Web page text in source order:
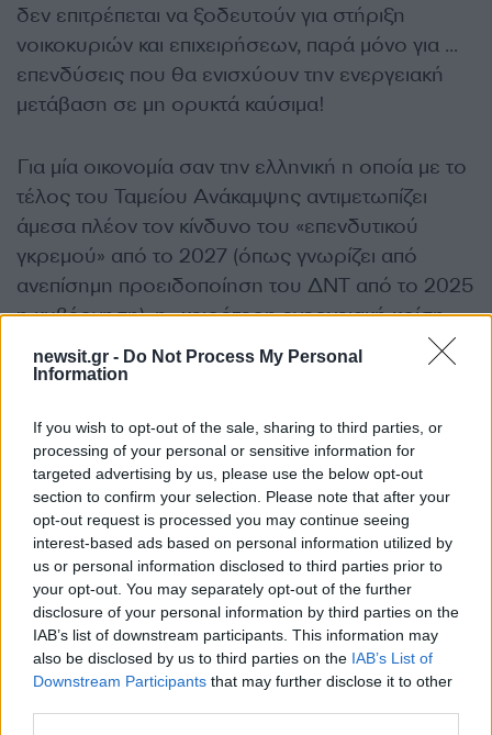
newsit.gr - Do Not Process My Personal
Information
If you wish to opt-out of the sale, sharing to third parties, or
processing of your personal or sensitive information for
targeted advertising by us, please use the below opt-out
section to confirm your selection. Please note that after your
opt-out request is processed you may continue seeing
interest-based ads based on personal information utilized by
us or personal information disclosed to third parties prior to
your opt-out. You may separately opt-out of the further
disclosure of your personal information by third parties on the
IAB’s list of downstream participants. This information may
also be disclosed by us to third parties on the IAB’s List of
Downstream Participants that may further disclose it to other
δεν επιτρέπεται να ξοδευτούν για στήριξη
νοικοκυριών και επιχειρήσεων, παρά μόνο για …
επενδύσεις που θα ενισχύουν την ενεργειακή
μετάβαση σε μη ορυκτά καύσιμα!
Για μία οικονομία σαν την ελληνική η οποία με το
τέλος του Ταμείου Ανάκαμψης αντιμετωπίζει
άμεσα πλέον τον κίνδυνο του «επενδυτικού
γκρεμού» από το 2027 (όπως γνωρίζει από
ανεπίσημη προειδοποίηση του ΔΝΤ από το 2025
η κυβέρνηση), η «χειρότερη ενεργειακή κρίση»
θα πρέπει να αντιμετωπιστεί με … 780 εκατ. Ευρώ
ετησίως σε επενδύσεις.
Πιο συγκεκριμένα για την Ελλάδα η «απόφαση»
αυτή αφορά σε μία κατάσταση όπου οι αυξήσεις
στις ενεργειακές τιμές τον Μάιο ξεπέρασαν το
20,2% δηλαδή ήταν σε διπλάσιο ύψος από τον
ευρωπαϊκό μέσο όρο (11,1%). Και με τις
αυξήσεις στα νωπά τρόφιμα στο 7,9% ήτοι
σχεδόν σε διπλάσιο ύψος από τον ευρωπαϊκό
μέσο όρο (4,2%).
Αν κάποιος ψάχνει να βρεί κάπου … κρυμμένη